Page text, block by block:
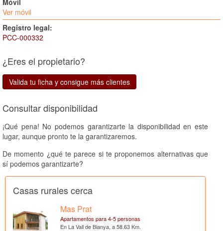
Ver móvil
Registro legal:
PCC-000332
¿Eres el propietario?
Valida tu ficha y consigue más clientes
Consultar disponibilidad
¡Qué pena! No podemos garantizarte la disponibilidad en este
lugar, aunque pronto te la garantizaremos.
De momento ¿qué te parece si te proponemos alternativas que
sí podemos garantizarte?
Casas rurales cerca
Mas Prat
Apartamentos para 4-5 personas
En La Vall de Bianya, a 58.63 Km.